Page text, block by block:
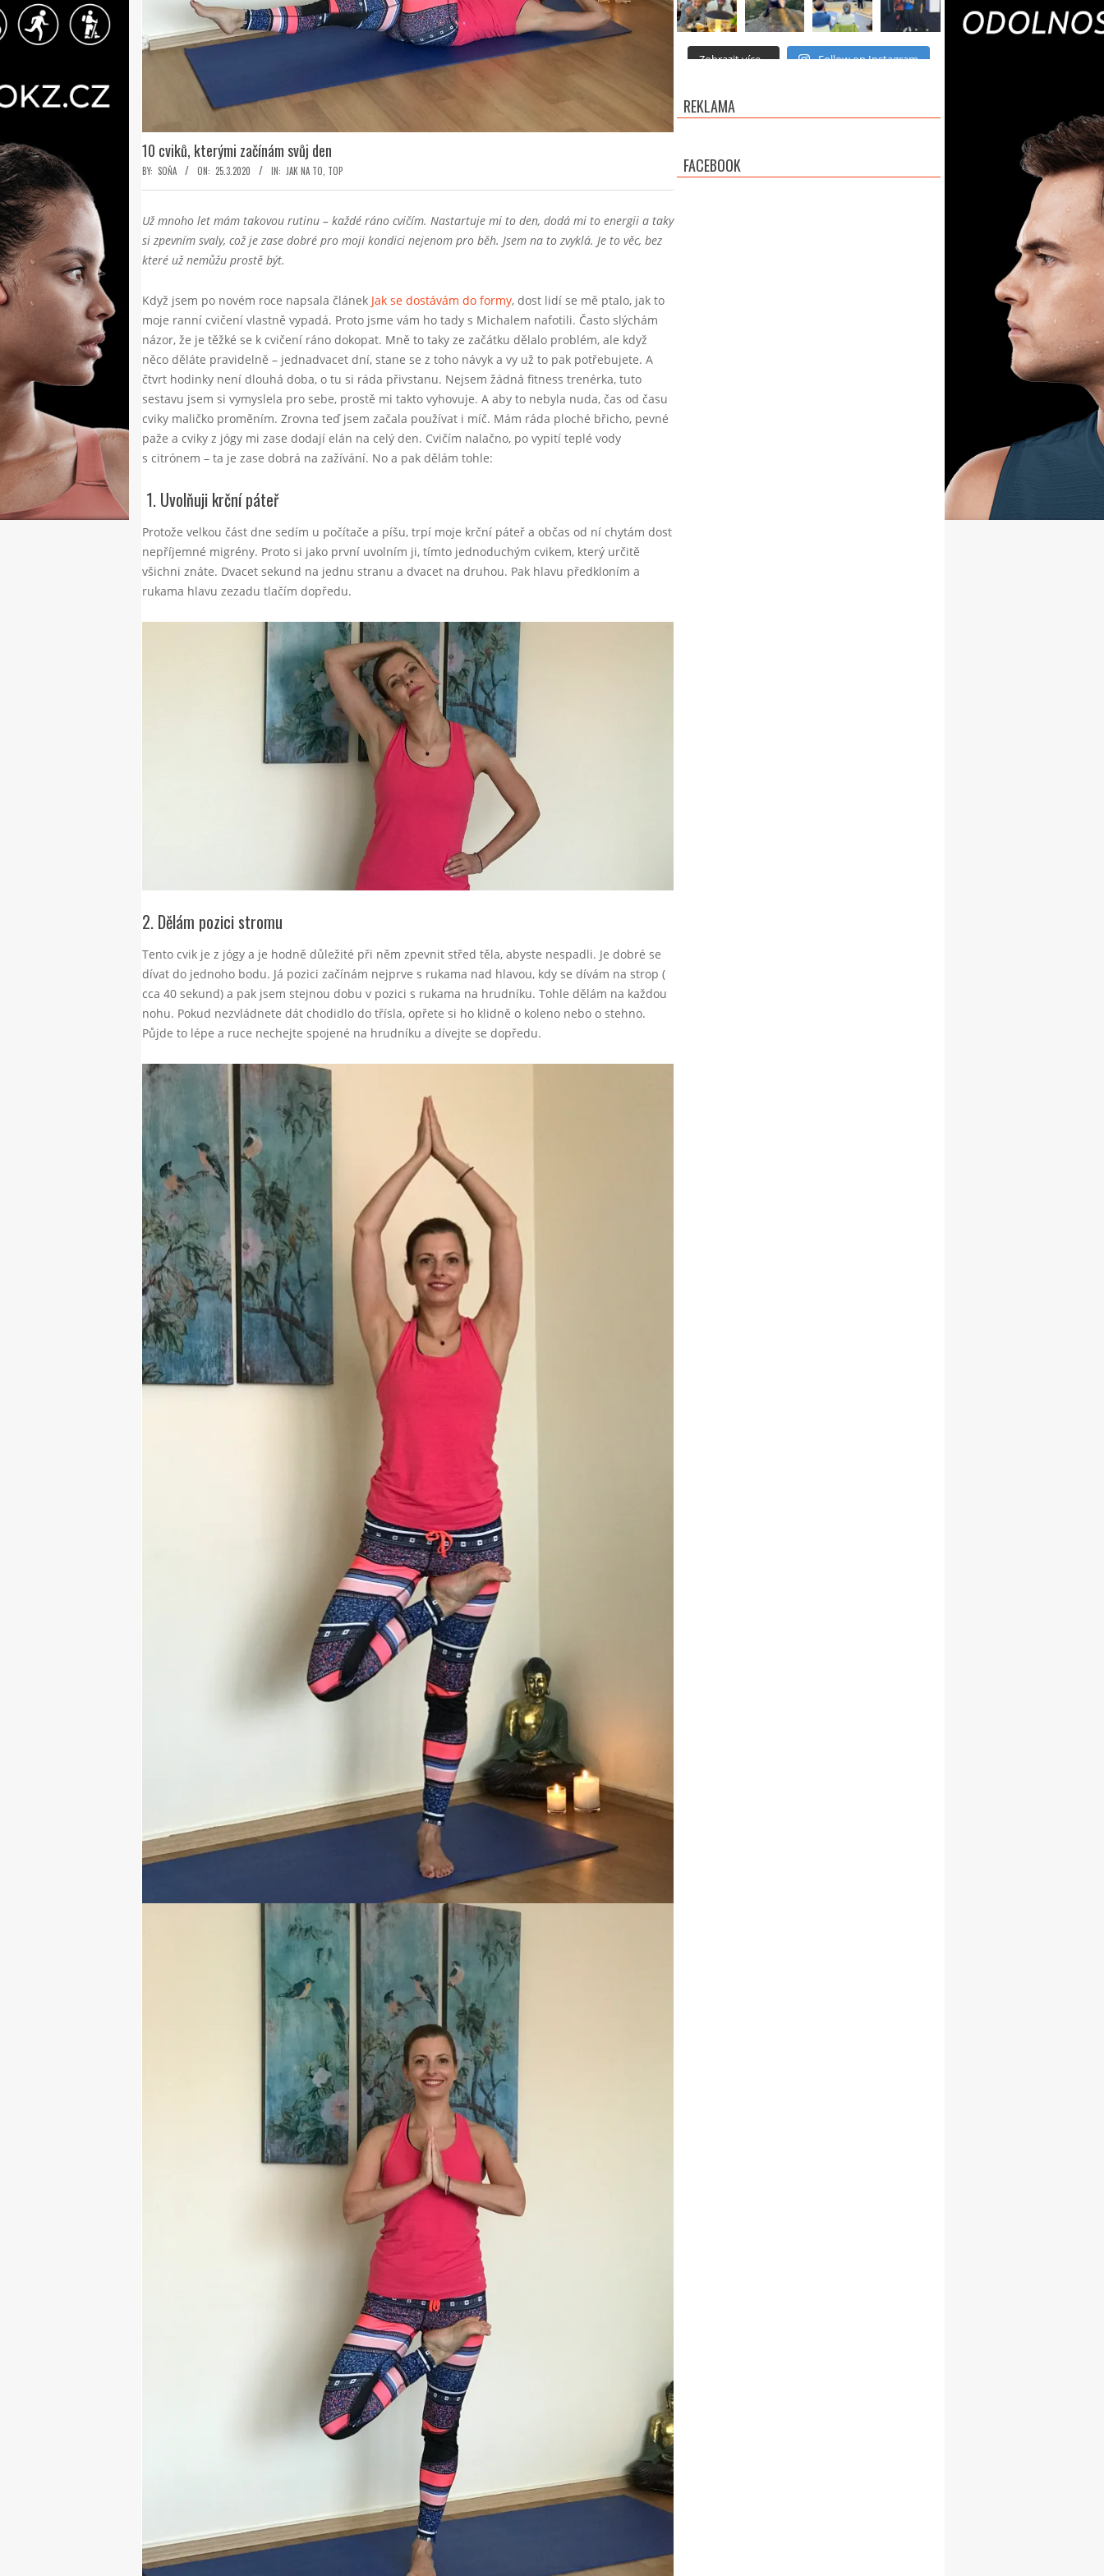
10 cviků, kterými začínám svůj den
BY: SOŇA ON: 25.3.2020 IN: JAK NA TO TOP
Už mnoho let mám takovou rutinu – každé ráno cvičím. Nastartuje mi to den, dodá mi to energii a taky
si zpevním svaly, což je zase dobré pro moji kondici nejenom pro běh. Jsem na to zvyklá. Je to věc, bez
které už nemůžu prostě být.
Když jsem po novém roce napsala článek Jak se dostávám do formy, dost lidí se mě ptalo, jak to
moje ranní cvičení vlastně vypadá. Proto jsme vám ho tady s Michalem nafotili. Často slýchám
názor, že je těžké se k cvičení ráno dokopat. Mně to taky ze začátku dělalo problém, ale když
něco děláte pravidelně – jednadvacet dní, stane se z toho návyk a vy už to pak potřebujete. A
čtvrt hodinky není dlouhá doba, o tu si ráda přivstanu. Nejsem žádná fitness trenérka, tuto
sestavu jsem si vymyslela pro sebe, prostě mi takto vyhovuje. A aby to nebyla nuda, čas od času
cviky maličko proměním. Zrovna teď jsem začala používat i míč. Mám ráda ploché břicho, pevné
paže a cviky z jógy mi zase dodají elán na celý den. Cvičím nalačno, po vypití teplé vody
s citrónem – ta je zase dobrá na zažívání. No a pak dělám tohle:
1. Uvolňuji krční páteř
Protože velkou část dne sedím u počítače a píšu, trpí moje krční páteř a občas od ní chytám dost
nepříjemné migrény. Proto si jako první uvolním ji, tímto jednoduchým cvikem, který určitě
všichni znáte. Dvacet sekund na jednu stranu a dvacet na druhou. Pak hlavu předkloním a
rukama hlavu zezadu tlačím dopředu.
2. Dělám pozici stromu
Tento cvik je z jógy a je hodně důležité při něm zpevnit střed těla, abyste nespadli. Je dobré se
dívat do jednoho bodu. Já pozici začínám nejprve s rukama nad hlavou, kdy se dívám na strop (
cca 40 sekund) a pak jsem stejnou dobu v pozici s rukama na hrudníku. Tohle dělám na každou
nohu. Pokud nezvládnete dát chodidlo do třísla, opřete si ho klidně o koleno nebo o stehno.
Půjde to lépe a ruce nechejte spojené na hrudníku a dívejte se dopředu.
Zobrazit více... Follow on Instagram
REKLAMA
FACEBOOK